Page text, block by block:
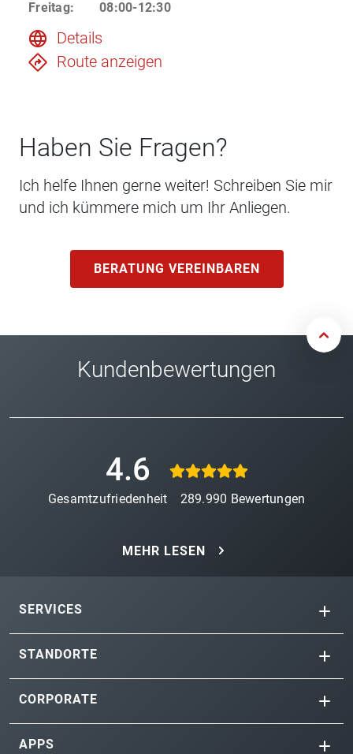
Freitag: 08:00-12:30
Details
Route anzeigen
Haben Sie Fragen?
Ich helfe Ihnen gerne weiter! Schreiben Sie mir
und ich kümmere mich um Ihr Anliegen.
BERATUNG VEREINBAREN
Kundenbewertungen
4.6
Gesamtzufriedenheit 289.990 Bewertungen
MEHR LESEN
SERVICES
STANDORTE
CORPORATE
APPS